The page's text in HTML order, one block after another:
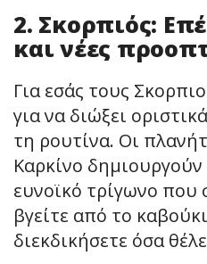
2. Σκορπιός:
και νέες
Για εσάς τους
για να διώξει
τη ρουτίνα. Οι
Καρκίνο δημιουργούν
ευνοϊκό τρίγωνο που
βγείτε από το
διεκδικήσετε όσα